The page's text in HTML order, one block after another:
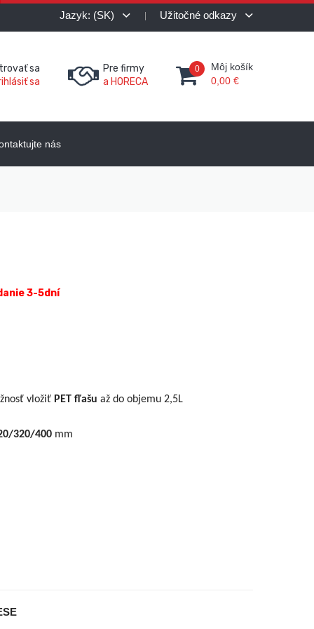
Jazyk: (SK) Užitočné odkazy
sa
sa
Pre firmy
a HORECA
0
Môj košík
0,00 €
nás
3-5dní
vložiť PET fľašu až do objemu 2,5L
320/400 mm